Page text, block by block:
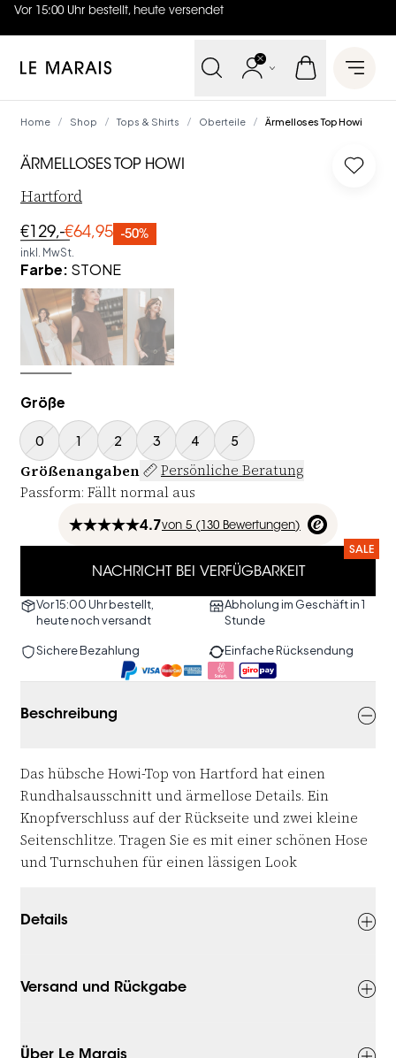
Vor 15:00 Uhr bestellt, heute versendet
4.7 von5 (130 Bewertungen
Le Marais Open
Home / Shop / Tops & Shirts / Oberteile / Ärmelloses Top Howi
ÄRMELLOSES TOP HOWI Log in
Hartford
€129,-€64,95 -50%
inkl. MwSt.
Farbe: STONE
Größe
0 1 2 3 4 5
Größenangaben
Persönliche Beratung
Passform: Fällt normal aus
4.7von 5 ( 130 Bewertungen)
NACHRICHT BEI VERFÜGBARKEIT
SALE
Vor 15:00 Uhr bestellt,
heute noch versandt
Abholung im Geschäft in 1
Stunde
Sichere Bezahlung Einfache Rücksendung
Beschreibung
Das hübsche Howi-Top von Hartford hat einen
Rundhalsausschnitt und ärmellose Details. Ein
Knopfverschluss auf der Rückseite und zwei kleine
Seitenschlitze. Tragen Sie es mit einer schönen Hose
und Turnschuhen für einen lässigen Look
Details
Versand und Rückgabe